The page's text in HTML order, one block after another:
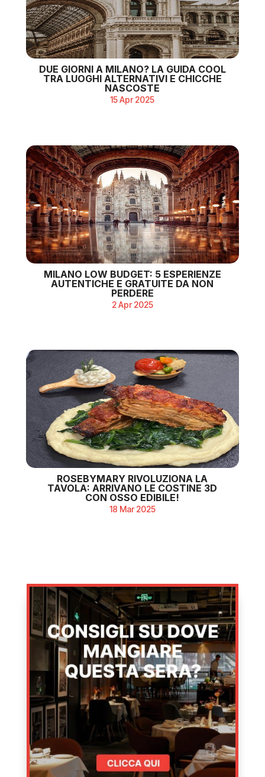
DUE GIORNI A MILANO? LA GUIDA COOL
TRA LUOGHI ALTERNATIVI E CHICCHE
NASCOSTE
15 Apr 2025
MILANO LOW BUDGET: 5 ESPERIENZE
AUTENTICHE E GRATUITE DA NON
PERDERE
2 Apr 2025
ROSEBYMARY RIVOLUZIONA LA
TAVOLA: ARRIVANO LE COSTINE 3D
CON OSSO EDIBILE!
18 Mar 2025